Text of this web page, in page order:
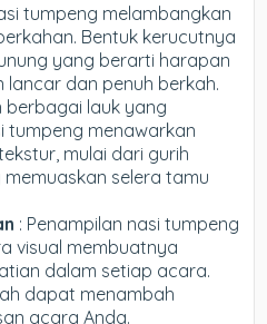
tumpeng melambangkan
Bentuk kerucutnya
yang berarti harapan
dan penuh berkah.
berbagai lauk yang
tumpeng menawarkan
mulai dari gurih
selera tamu
: Penampilan nasi tumpeng
visual membuatnya
dalam setiap acara.
dapat menambah
acara Anda.